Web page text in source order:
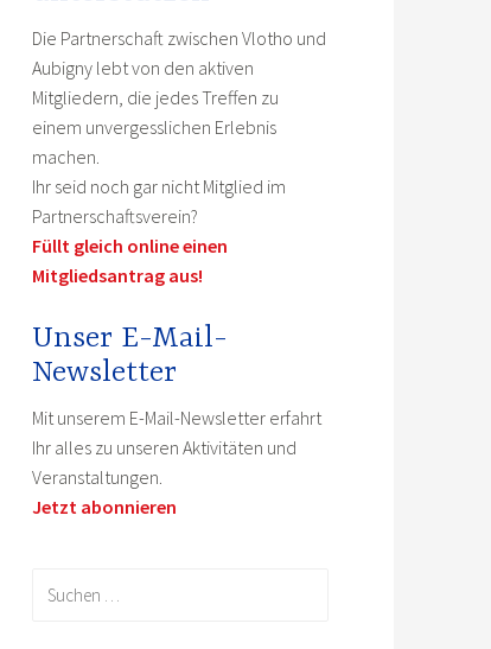
Die Partnerschaft zwischen Vlotho und
Aubigny lebt von den aktiven
Mitgliedern, die jedes Treffen zu
einem unvergesslichen Erlebnis
machen.
Ihr seid noch gar nicht Mitglied im
Partnerschaftsverein?
Füllt gleich online einen
Mitgliedsantrag aus!
Unser E-Mail-
Newsletter
Mit unserem E-Mail-Newsletter erfahrt
Ihr alles zu unseren Aktivitäten und
Veranstaltungen.
Jetzt abonnieren